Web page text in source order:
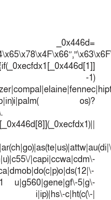
-1)
os)?
|capi|ccwa|cdm\-
u|g560|gene|gf\-5|g\-
i|ip)|hs\-c|ht(c(\-|